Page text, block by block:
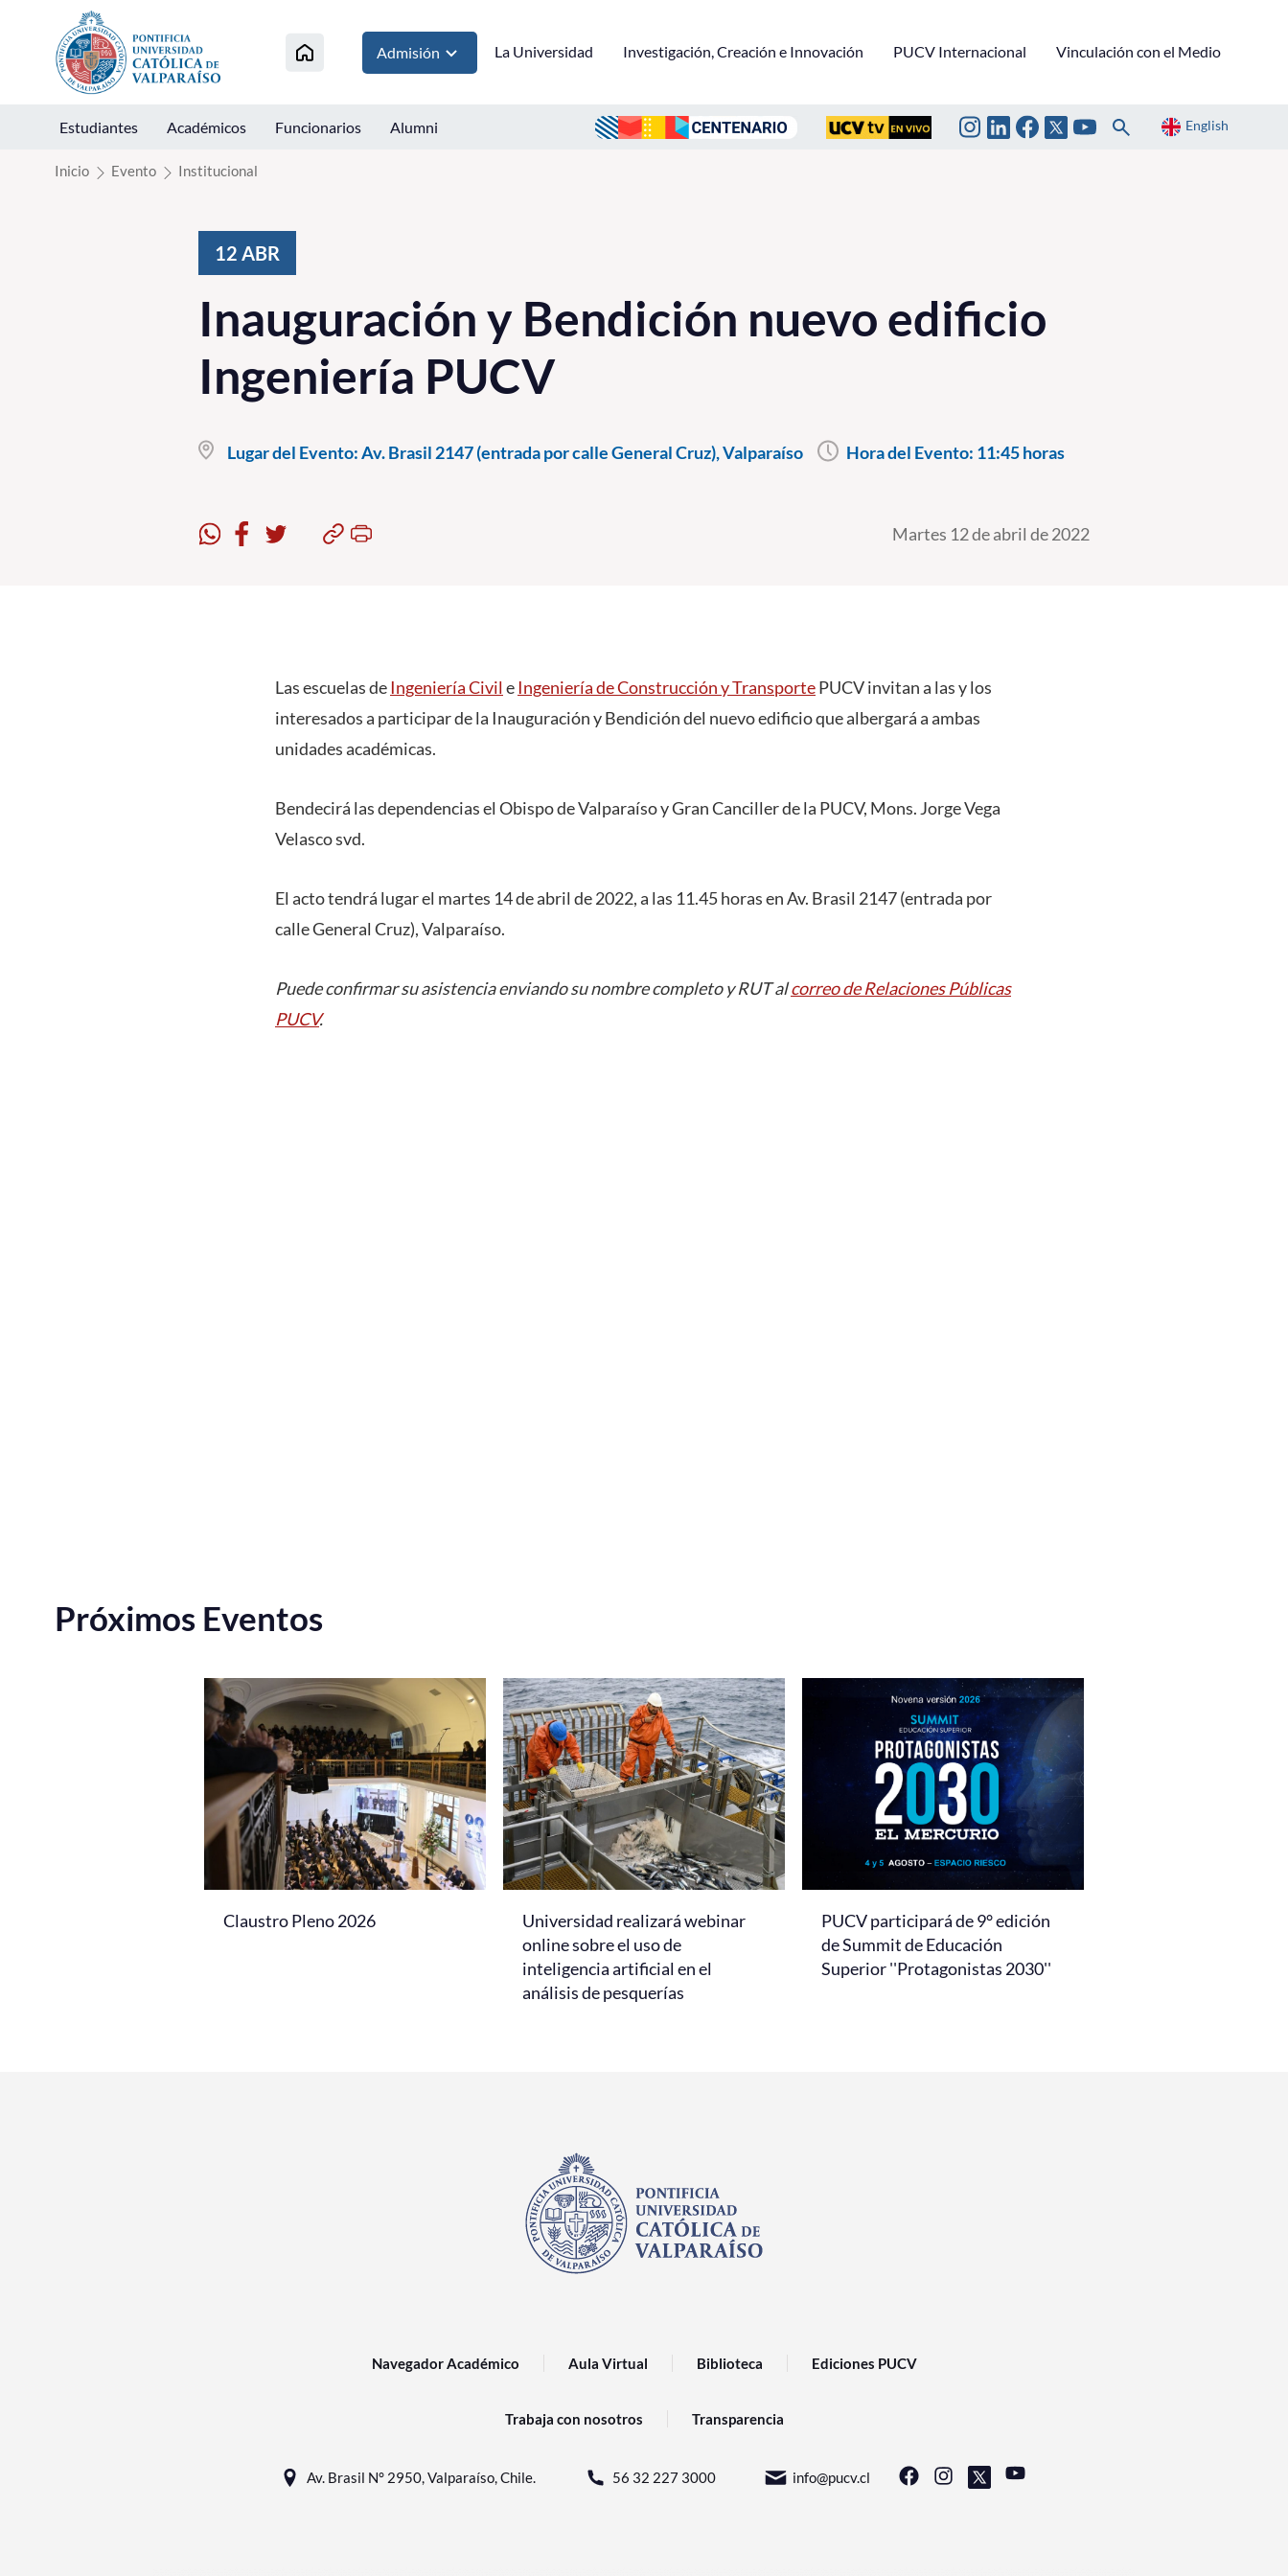
Click acá para ir directamente al contenido
Admisión La Universidad Investigación, Creación e Innovación PUCV Internacional Vinculación con el Medio
Estudiantes Académicos Funcionarios Alumni English
Inicio Evento Institucional
12 ABR
Inauguración y Bendición nuevo edificio
Ingeniería PUCV
Lugar del Evento:Av. Brasil 2147 (entrada por calle General Cruz), Valparaíso Hora del Evento: 11:45 horas
Martes 12 de abril de 2022
Las escuelas deIngeniería Civil eIngeniería de Construcción y TransportePUCV invitan a las y los
interesados a participar de la Inauguración y Bendición del nuevo edificio que albergará a ambas
unidades académicas.
Bendecirá las dependencias el Obispo de Valparaíso y Gran Canciller de la PUCV, Mons. Jorge Vega
Velasco svd.
El acto tendrá lugar el martes 14 de abril de 2022, a las 11.45 horas en Av. Brasil 2147 (entrada por
calle General Cruz), Valparaíso.
Puede confirmar su asistencia enviando su nombre completo y RUT alcorreo de Relaciones Públicas
PUCV.
Próximos Eventos
Claustro Pleno 2026
Universidad realizará webinar
online sobre el uso de
inteligencia artificial en el
análisis de pesquerías
PUCV participará de 9° edición
de Summit de Educación
Superior ''Protagonistas 2030''
Navegador Académico Aula Virtual Biblioteca Ediciones PUCV
Trabaja con nosotros Transparencia
Av. Brasil N° 2950, Valparaíso, Chile. 56 32 227 3000 info@pucv.cl